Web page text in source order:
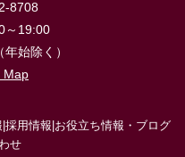
8708
～19:00
始除く）
Map
採用情報 お役立ち情報・ブログ
せ